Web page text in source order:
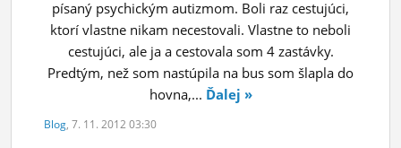
písaný psychickým autizmom. Boli raz cestujúci,
ktorí vlastne nikam necestovali. Vlastne to neboli
cestujúci, ale ja a cestovala som 4 zastávky.
Predtým, než som nastúpila na bus som šlapla do
hovna,... Ďalej »
Blog, 7. 11. 2012 03:30